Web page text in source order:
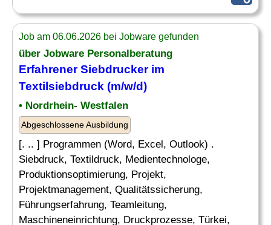
Job am 06.06.2026 bei Jobware gefunden
über Jobware Personalberatung
Erfahrener Siebdrucker im
Textilsiebdruck (m/w/d)
• Nordrhein- Westfalen
Abgeschlossene Ausbildung
[. .. ] Programmen (Word, Excel, Outlook) .
Siebdruck, Textildruck, Medientechnologe,
Produktionsoptimierung, Projekt,
Projektmanagement, Qualitätssicherung,
Führungserfahrung, Teamleitung,
Maschineneinrichtung, Druckprozesse, Türkei,